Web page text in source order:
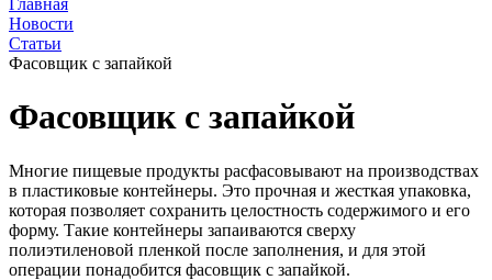
Главная
Новости
Статьи
Фасовщик с запайкой
Фасовщик с запайкой
Многие пищевые продукты расфасовывают на производствах
в пластиковые контейнеры. Это прочная и жесткая упаковка,
которая позволяет сохранить целостность содержимого и его
форму. Такие контейнеры запаиваются сверху
полиэтиленовой пленкой после заполнения, и для этой
операции понадобится фасовщик с запайкой.